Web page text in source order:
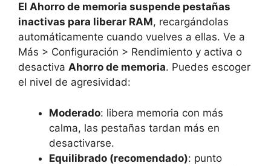
El Ahorro de memoria suspende pestañas
inactivas para liberar RAM, recargándolas
automáticamente cuando vuelves a ellas. Ve a
Más > Configuración > Rendimiento y activa o
desactiva Ahorro de memoria. Puedes escoger
el nivel de agresividad:
Moderado: libera memoria con más
calma, las pestañas tardan más en
desactivarse.
Equilibrado (recomendado): punto